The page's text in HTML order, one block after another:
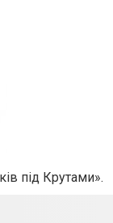
під Крутами».